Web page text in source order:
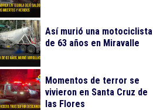
Así murió una motociclista
de 63 años en Miravalle
Momentos de terror se
vivieron en Santa Cruz de
las Flores